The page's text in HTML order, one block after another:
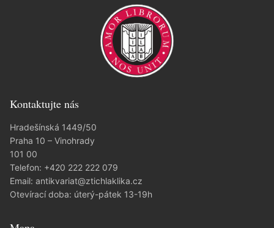
Kontaktujte nás
Hradešínská 1449/50
Praha 10 – Vinohrady
101 00
Telefon: +420 222 222 079
Email: antikvariat@ztichlaklika.cz
Otevírací doba: úterý-pátek 13-19h